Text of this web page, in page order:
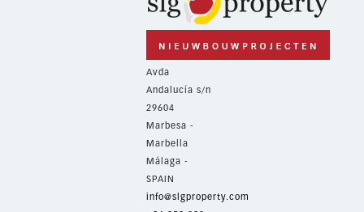
Avda
Andalucía s/n
29604
Marbesa -
Marbella
Málaga -
SPAIN
info@slgproperty.com